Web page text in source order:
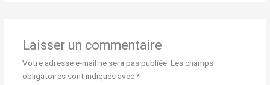
Laisser un commentaire
Votre adresse e-mail ne sera pas publiée. Les champs
obligatoires sont indiqués avec*